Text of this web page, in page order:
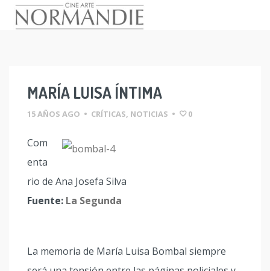
MARÍA LUISA ÍNTIMA
15 AÑOS AGO • CRÍTICAS, NOTICIAS • 0
Com
enta
rio de Ana Josefa Silva
Fuente: La Segunda
La memoria de María Luisa Bombal siempre